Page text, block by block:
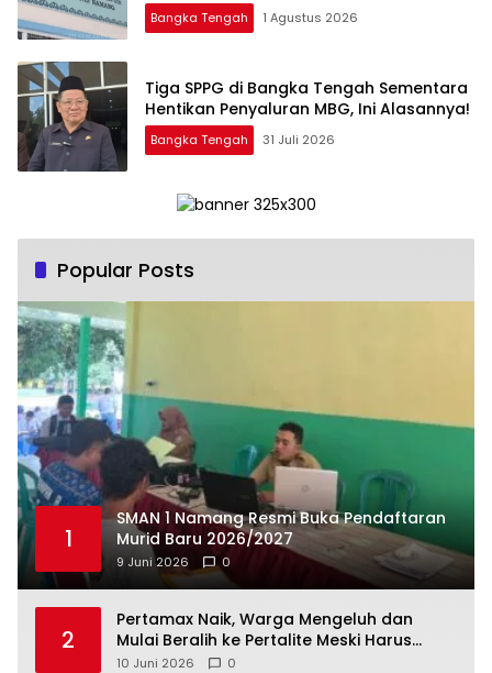
Bangka Tengah 1 Agustus 2026
‎Tiga SPPG di Bangka Tengah Sementara
Bangka Tengah 31 Juli 2026
Popular Posts
1
SMAN 1 Namang Resmi Buka Pendaftaran
Murid Baru 2026/2027
9 Juni 2026 0
2
‎Pertamax Naik, Warga Mengeluh dan
Mulai Beralih ke Pertalite Meski Harus
10 Juni 2026 0